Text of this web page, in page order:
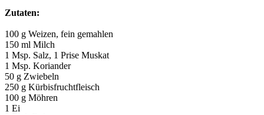
Zutaten:
100 g Weizen, fein gemahlen
150 ml Milch
1 Msp. Salz, 1 Prise Muskat
1 Msp. Koriander
50 g Zwiebeln
250 g Kürbisfruchtfleisch
100 g Möhren
1 Ei